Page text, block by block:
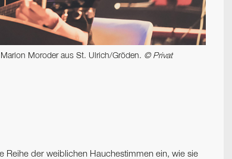
Moroder aus St. Ulrich/Gröden. © Privat
Reihe der weiblichen Hauchestimmen ein, wie sie